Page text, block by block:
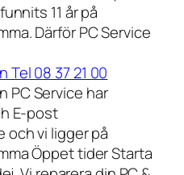
11 år på
Därför PC Service
Tel 08 37 21 00
PC Service har
E-post
och vi ligger på
Öppet tider Starta